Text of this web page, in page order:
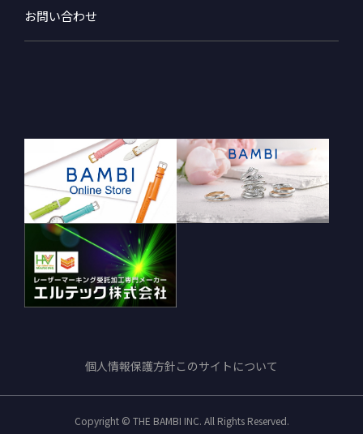
お問い合わせ
個人情報保護方針このサイトについて
Copyright © THE BAMBI INC. All Rights Reserved.